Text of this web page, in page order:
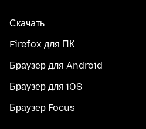
Скачать
Firefox для ПК
Браузер для Android
Браузер для iOS
Браузер Focus